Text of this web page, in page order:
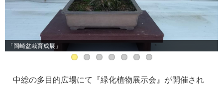
「岡崎盆栽育成展」
中総の多目的広場にて『緑化植物展示会』が開催され